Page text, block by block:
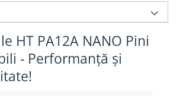
pagină (Context pentru
Produs specializat - pedale platformă premium cu
Ciclisti MTB, BMX și urban care caută
HT PA12A NANO Pini
- Performanță și